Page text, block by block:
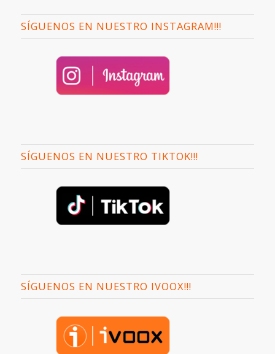
SÍGUENOS EN NUESTRO INSTAGRAM!!!
SÍGUENOS EN NUESTRO TIKTOK!!!
SÍGUENOS EN NUESTRO IVOOX!!!